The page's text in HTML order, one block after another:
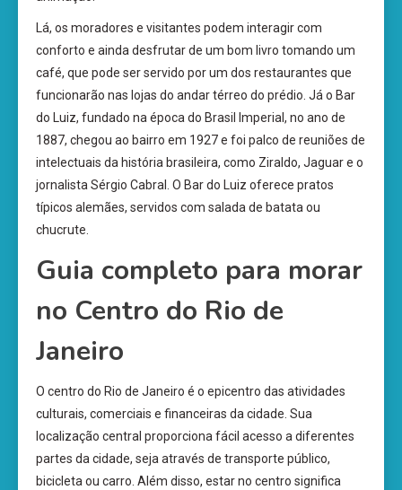
Lá, os moradores e visitantes podem interagir com
conforto e ainda desfrutar de um bom livro tomando um
café, que pode ser servido por um dos restaurantes que
funcionarão nas lojas do andar térreo do prédio. Já o Bar
do Luiz, fundado na época do Brasil Imperial, no ano de
1887, chegou ao bairro em 1927 e foi palco de reuniões de
intelectuais da história brasileira, como Ziraldo, Jaguar e o
jornalista Sérgio Cabral. O Bar do Luiz oferece pratos
típicos alemães, servidos com salada de batata ou
chucrute.
Guia completo para morar
no Centro do Rio de
Janeiro
O centro do Rio de Janeiro é o epicentro das atividades
culturais, comerciais e financeiras da cidade. Sua
localização central proporciona fácil acesso a diferentes
partes da cidade, seja através de transporte público,
bicicleta ou carro. Além disso, estar no centro significa